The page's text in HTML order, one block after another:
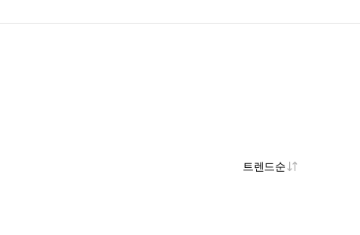
트렌드순